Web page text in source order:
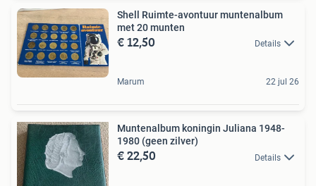
Shell Ruimte-avontuur muntenalbum
met 20 munten
€ 12,50 Details
Marum 22 jul 26
Muntenalbum koningin Juliana 1948-
1980 (geen zilver)
€ 22,50 Details